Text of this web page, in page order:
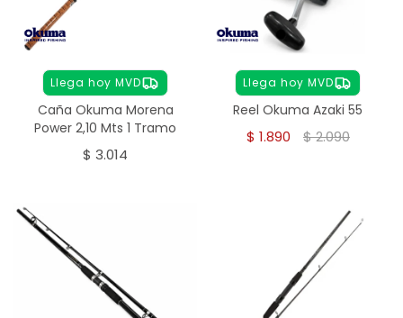
Llega hoy MVD
Caña Okuma Morena
Power 2,10 Mts 1 Tramo
$ 3.014
Llega hoy MVD
Reel Okuma Azaki 55
$ 1.890 $2.090